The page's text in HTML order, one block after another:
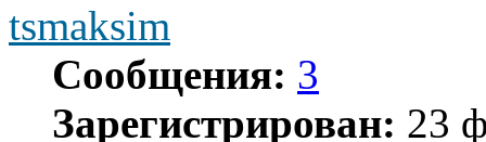
tsmaksim
Сообщения: 3
Зарегистрирован: 23